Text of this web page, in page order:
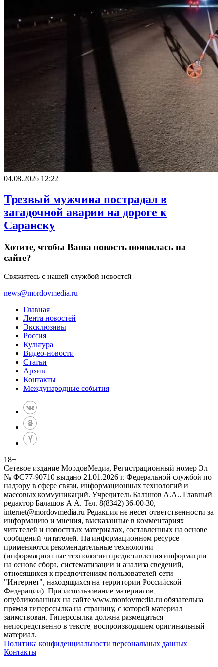
04.08.2026 12:22
Трезвый мужчина пострадал в
загадочной аварии на дороге к
Саранску
Хотите, чтобы Ваша новость появилась на
сайте?
Свяжитесь с нашей службой новостей
news@mordovmedia.ru
Главная
Лента новостей
Эксклюзивы
Россия
Культура
Видео-новости
Статьи
Архив
Контакты
Международные события
18+
Сетевое издание МордовМедиа, Регистрационный номер Эл
№ ФС77-90710 выдано 21.01.2026 г. Федеральной службой по
надзору в сфере связи, информационных технологий и
массовых коммуникаций. Учредитель Балашов А.А.. Главный
редактор Балашов А.А. Тел. 8(8342) 36-00-30,
internet@mordovmedia.ru Редакция не несет ответственности за
информацию и мнения, высказанные в комментариях
читателей и новостных материалах, составленных на основе
сообщений читателей. На информационном ресурсе
применяются рекомендательные технологии
(информационные технологии предоставления информации
на основе сбора, систематизации и анализа сведений,
относящихся к предпочтениям пользователей сети
"Интернет", находящихся на территории Российской
Федерации). При использование материалов,
опубликованных на сайте www.mordovmedia.ru обязательна
прямая гиперссылка на страницу, с которой материал
заимствован. Гиперссылка должна размещаться
непосредственно в тексте, воспроизводящем оригинальный
материал.
Политика конфиденциальности персональных данных
Контакты